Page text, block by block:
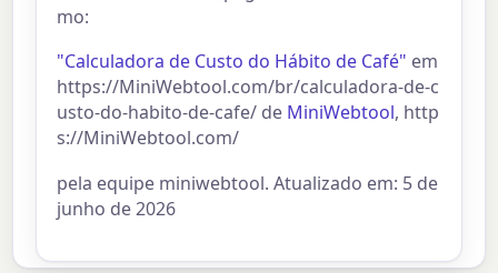
mo:
"Calculadora de Custo do Hábito de Café" em
https://MiniWebtool.com/br/calculadora-de-c
usto-do-habito-de-cafe/ de MiniWebtool, http
s://MiniWebtool.com/
pela equipe miniwebtool. Atualizado em: 5 de
junho de 2026